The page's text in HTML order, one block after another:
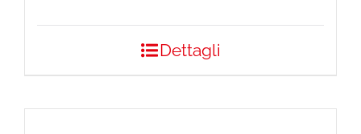
Dettagli